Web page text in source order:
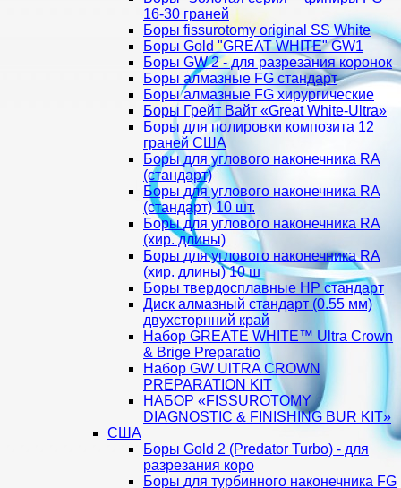
16-30 граней
Боры fissurotomy original SS White
Боры Gold "GREAT WHITE" GW1
Боры GW 2 - для разрезания коронок
Боры алмазные FG стандарт
Боры алмазные FG хирургические
Боры Грейт Вайт «Great White-Ultra»
Боры для полировки композита 12
граней США
Боры для углового наконечника RA
(стандарт)
Боры для углового наконечника RA
(стандарт) 10 шт.
Боры для углового наконечника RA
(хир. длины)
Боры для углового наконечника RA
(хир. длины) 10 ш
Боры твердосплавные НР стандарт
Диск алмазный стандарт (0.55 мм)
двухсторнний край
Набор GREATE WHITE™ Ultra Crown
& Brige Preparatio
Набор GW UlTRA CROWN
PREPARATION KIT
НАБОР «FISSUROTOMY
DIAGNOSTIC & FINISHING BUR KIT»
США
Боры Gold 2 (Predator Turbo) - для
разрезания коро
Боры для турбинного наконечника FG